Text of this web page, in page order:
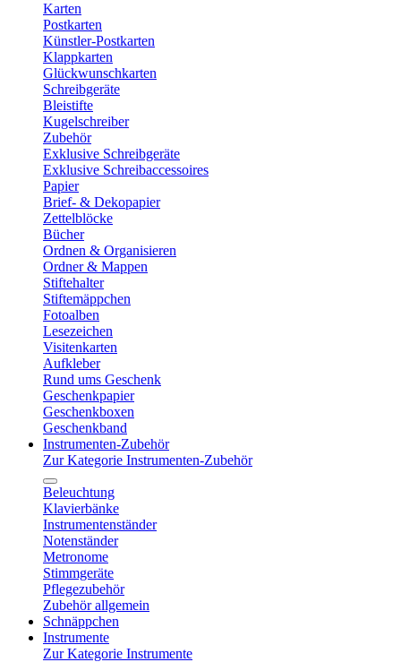
Karten
Postkarten
Künstler-Postkarten
Klappkarten
Glückwunschkarten
Schreibgeräte
Bleistifte
Kugelschreiber
Zubehör
Exklusive Schreibgeräte
Exklusive Schreibaccessoires
Papier
Brief- & Dekopapier
Zettelblöcke
Bücher
Ordnen & Organisieren
Ordner & Mappen
Stiftehalter
Stiftemäppchen
Fotoalben
Lesezeichen
Visitenkarten
Aufkleber
Rund ums Geschenk
Geschenkpapier
Geschenkboxen
Geschenkband
Instrumenten-Zubehör
Zur Kategorie Instrumenten-Zubehör
Beleuchtung
Klavierbänke
Instrumentenständer
Notenständer
Metronome
Stimmgeräte
Pflegezubehör
Zubehör allgemein
Schnäppchen
Instrumente
Zur Kategorie Instrumente